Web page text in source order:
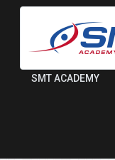
SMT ACADEMY